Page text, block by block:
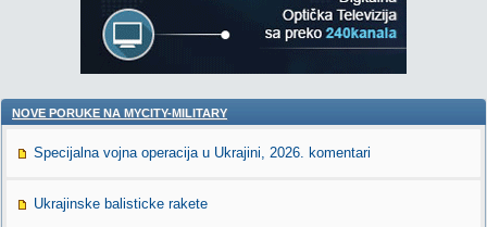
NOVE PORUKE NA MYCITY-MILITARY
Specijalna vojna operacija u Ukrajini, 2026. komentari
Ukrajinske balisticke rakete